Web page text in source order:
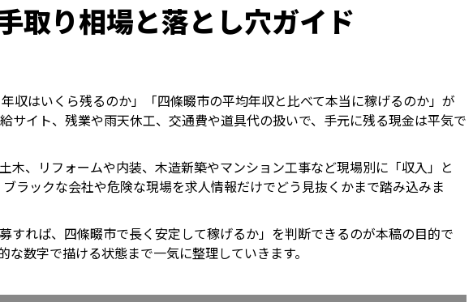
取り相場と落とし穴ガイド
収はいくら残るのか」「四條畷市の平均年収と比べて本当に稼げるのか」が
イト、残業や雨天休工、交通費や道具代の扱いで、手元に残る現金は平気で
、リフォームや内装、木造新築やマンション工事など現場別に「収入」と
ラックな会社や危険な現場を求人情報だけでどう見抜くかまで踏み込みま
れば、四條畷市で長く安定して稼げるか」を判断できるのが本稿の目的で
数字で描ける状態まで一気に整理していきます。